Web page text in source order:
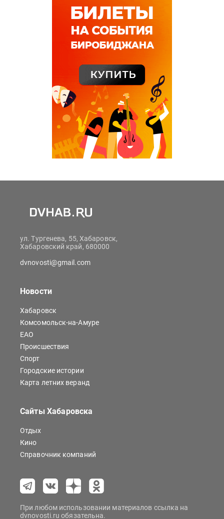
ул. Тургенева, 55, Хабаровск,
Хабаровский край, 680000
dvnovosti@gmail.com
Новости
Хабаровск
Комсомольск-на-Амуре
ЕАО
Происшествия
Спорт
Городские истории
Карта летних веранд
Сайты Хабаровска
Отдых
Кино
Справочник компаний
При любом использовании материалов ссылка на
dvnovosti.ru обязательна.